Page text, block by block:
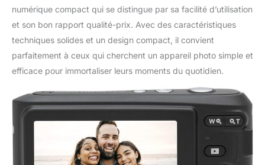
numérique compact qui se distingue par sa facilité d’utilisation
et son bon rapport qualité-prix. Avec des caractéristiques
techniques solides et un design compact, il convient
parfaitement à ceux qui cherchent un appareil photo simple et
efficace pour immortaliser leurs moments du quotidien.